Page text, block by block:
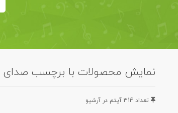
نمایش محصولات با برچسب صدای
تعداد 314 آيتم در آرشيو